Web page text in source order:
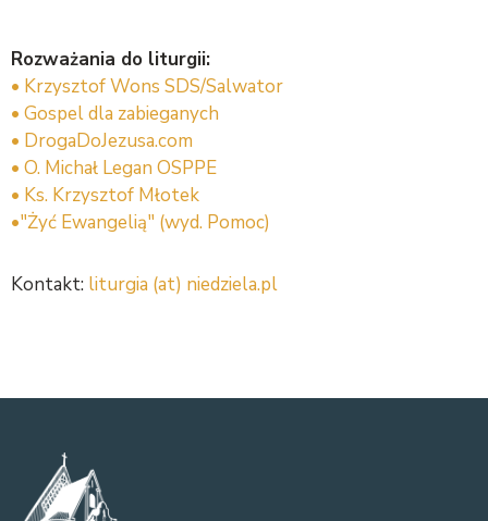
Rozważania do liturgii:
• Krzysztof Wons SDS/Salwator
• Gospel dla zabieganych
• DrogaDoJezusa.com
• O. Michał Legan OSPPE
• Ks. Krzysztof Młotek
•"Żyć Ewangelią" (wyd. Pomoc)
Kontakt: liturgia (at) niedziela.pl